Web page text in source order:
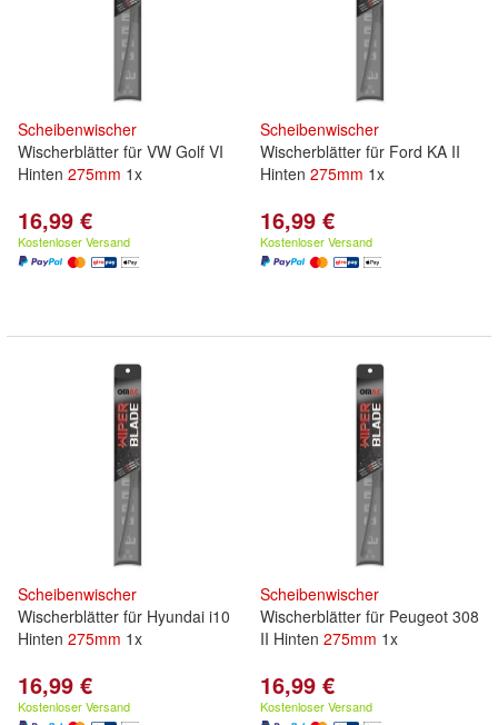
Scheibenwischer
Wischerblätter für VW Golf VI
Hinten 275mm 1x
16,99 €
Kostenloser Versand
Scheibenwischer
Wischerblätter für Ford KA II
Hinten 275mm 1x
16,99 €
Kostenloser Versand
Scheibenwischer
Wischerblätter für Hyundai i10
Hinten 275mm 1x
16,99 €
Kostenloser Versand
Scheibenwischer
Wischerblätter für Peugeot 308
II Hinten 275mm 1x
16,99 €
Kostenloser Versand